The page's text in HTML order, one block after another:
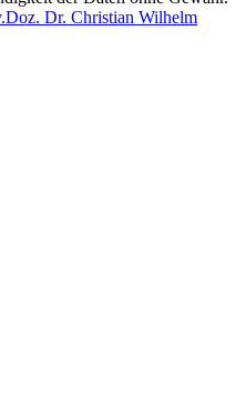
Dr. Christian Wilhelm